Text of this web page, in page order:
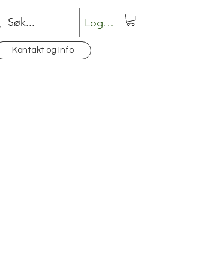
Logg inn
Kontakt og Info